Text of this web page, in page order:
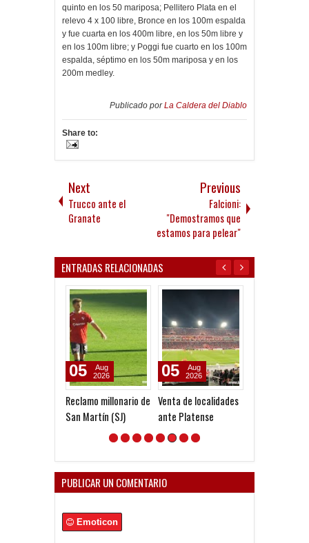
quinto en los 50 mariposa; Pellitero Plata en el
relevo 4 x 100 libre, Bronce en los 100m espalda
y fue cuarta en los 400m libre, en los 50m libre y
en los 100m libre; y Poggi fue cuarto en los 100m
espalda, séptimo en los 50m mariposa y en los
200m medley.
Publicado porLa Caldera del Diablo
Share to:
Next
Trucco ante el
Granate
Previous
Falcioni:
"Demostramos que
estamos para pelear"
ENTRADAS RELACIONADAS
Reclamo millonario de
San Martín (SJ)
05
Aug
2026
Venta de localidades
ante Platense
05
Aug
2026
PUBLICAR UN COMENTARIO
Emoticon